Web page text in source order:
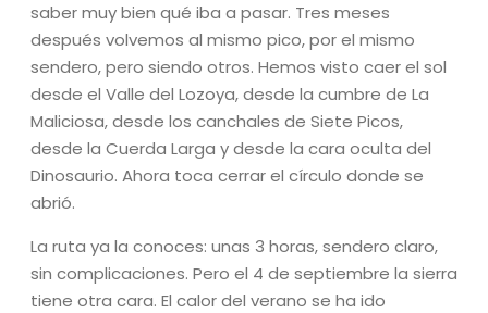
saber muy bien qué iba a pasar. Tres meses
después volvemos al mismo pico, por el mismo
sendero, pero siendo otros. Hemos visto caer el sol
desde el Valle del Lozoya, desde la cumbre de La
Maliciosa, desde los canchales de Siete Picos,
desde la Cuerda Larga y desde la cara oculta del
Dinosaurio. Ahora toca cerrar el círculo donde se
abrió.
La ruta ya la conoces: unas 3 horas, sendero claro,
sin complicaciones. Pero el 4 de septiembre la sierra
tiene otra cara. El calor del verano se ha ido